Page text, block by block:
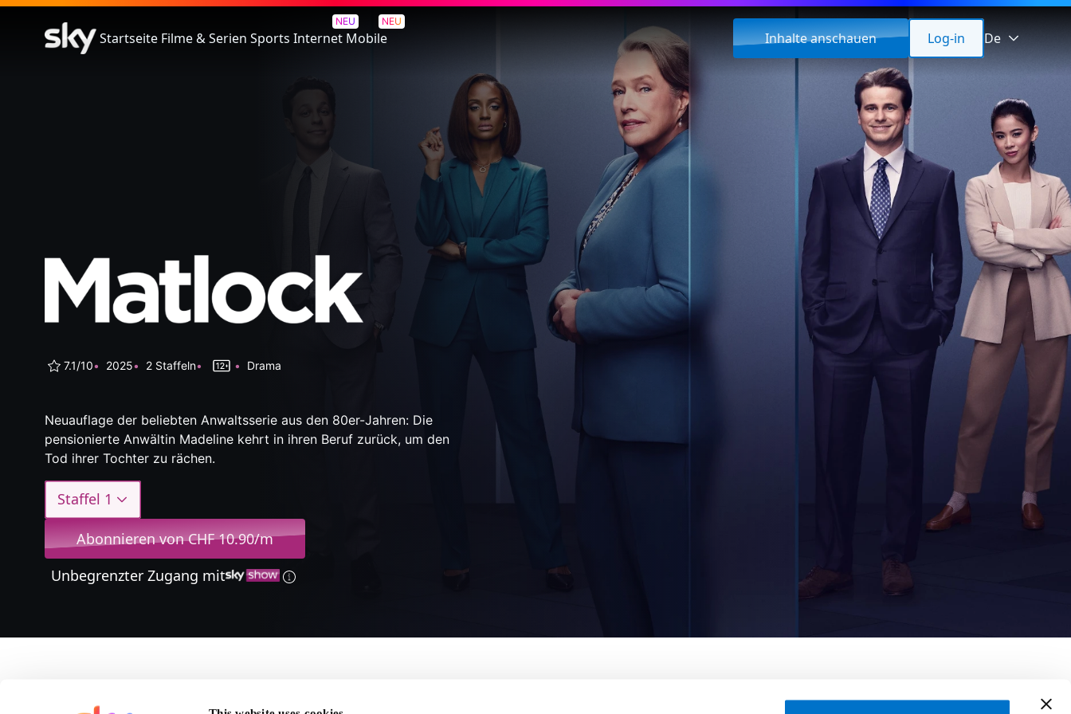
Startseite Filme & Serien Sports
NEU
Internet
NEU
Mobile Inhalte anschauen Log-in De
Matlock
7.1/10 2025 2 Staffeln Drama
Neuauflage der beliebten Anwaltsserie aus den 80er-Jahren: Die
pensionierte Anwältin Madeline kehrt in ihren Beruf zurück, um den
Tod ihrer Tochter zu rächen.
Staffel 1
Abonnieren von CHF 10.90/m
Unbegrenzter Zugang mit